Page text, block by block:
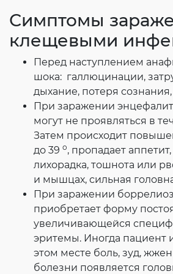
Симптомы
клещевыми
Перед наступлением
шока: галлюцинации,
дыхание, потеря
При заражении
могут не проявляться в
Затем происходит
до 39 о, пропадает
лихорадка, тошнота или
и мышцах, сильная
При заражении
приобретает форму
увеличивающейся
эритемы. Иногда пациент
этом месте боль, зуд,
болезни появляется